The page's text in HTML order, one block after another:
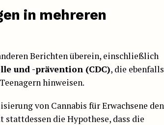
in mehreren
Berichten überein, einschließlich
und -prävention (CDC), die ebenfalls
hinweisen.
von Cannabis für Erwachsene den
die Hypothese, dass die